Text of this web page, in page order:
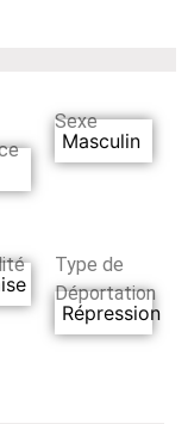
Sexe
Masculin
Type de
Déportation
Répression